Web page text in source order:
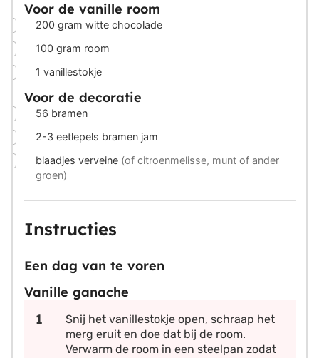
Voor de vanille room
200 gram witte chocolade
100 gram room
1 vanillestokje
Voor de decoratie
56 bramen
2-3 eetlepels bramen jam
blaadjes verveine (of citroenmelisse, munt of ander
groen)
Instructies
Een dag van te voren
Vanille ganache
Snij het vanillestokje open, schraap het
merg eruit en doe dat bij de room.
Verwarm de room in een steelpan zodat